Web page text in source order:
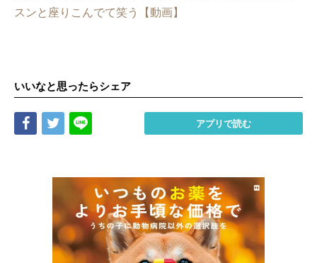
スンと座りこんでて笑う【動画】
いいなと思ったらシェア
Share Tweet アプリで読む